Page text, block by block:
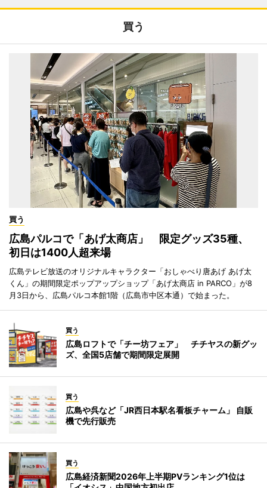
買う
買う
広島パルコで「あげ太商店」 限定グッズ35種、
初日は1400人超来場
広島テレビ放送のオリジナルキャラクター「おしゃべり唐あげ あげ太
くん」の期間限定ポップアップショップ「あげ太商店 in PARCO」が8
月3日から、広島パルコ本館1階（広島市中区本通）で始まった。
買う
広島ロフトで「チー坊フェア」 チチヤスの新グッ
ズ、全国5店舗で期間限定展開
買う
広島や呉など「JR西日本駅名看板チャーム」 自販
機で先行販売
買う
広島経済新聞2026年上半期PVランキング1位は